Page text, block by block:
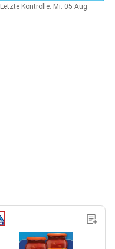
Letzte Kontrolle: Mi. 05 Aug.